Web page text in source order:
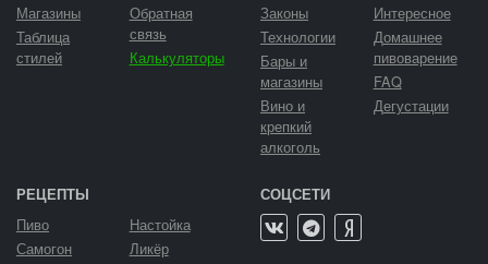
Магазины
Таблица
стилей
Обратная
связь
Калькуляторы
Законы
Технологии
Бары и
магазины
Вино и
крепкий
алкоголь
Интересное
Домашнее
пивоварение
FAQ
Дегустации
РЕЦЕПТЫ
Пиво
Самогон
Настойка
Ликёр
СОЦСЕТИ